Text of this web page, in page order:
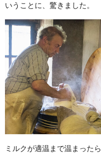
いうことに、驚きました。
ミルクが適温まで温まった